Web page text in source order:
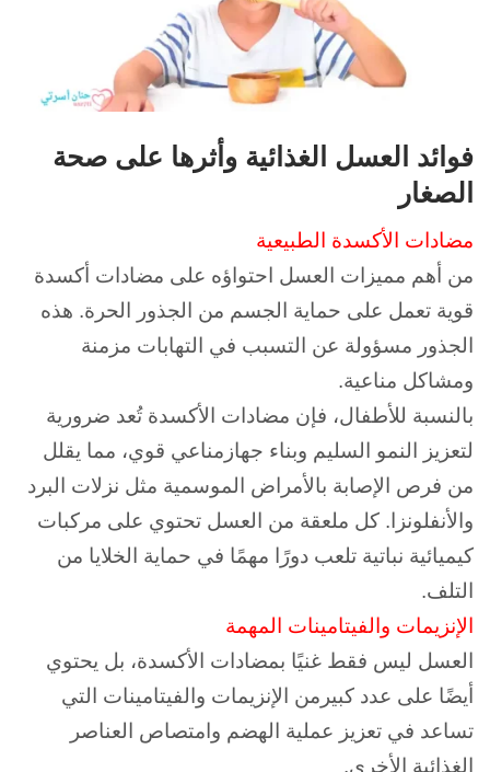
فوائد العسل الغذائية وأثرها على صحة
الصغار
مضادات الأكسدة الطبيعية
من أهم مميزات العسل احتواؤه على مضادات أكسدة
قوية تعمل على حماية الجسم من الجذور الحرة. هذه
الجذور مسؤولة عن التسبب في التهابات مزمنة
ومشاكل مناعية.
بالنسبة للأطفال، فإن مضادات الأكسدة تُعد ضرورية
لتعزيز النمو السليم وبناء جهازمناعي قوي، مما يقلل
من فرص الإصابة بالأمراض الموسمية مثل نزلات البرد
والأنفلونزا. كل ملعقة من العسل تحتوي على مركبات
كيميائية نباتية تلعب دورًا مهمًا في حماية الخلايا من
التلف.
الإنزيمات والفيتامينات المهمة
العسل ليس فقط غنيًا بمضادات الأكسدة، بل يحتوي
أيضًا على عدد كبيرمن الإنزيمات والفيتامينات التي
تساعد في تعزيز عملية الهضم وامتصاص العناصر
الغذائية الأخرى.